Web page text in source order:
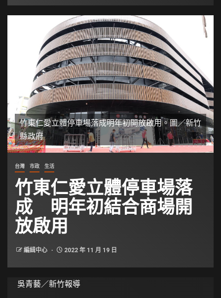
竹東仁愛立體停車場落成明年初開放啟用。圖／新竹
縣政府
台灣 市政 生活
竹東仁愛立體停車場落
成 明年初結合商場開
放啟用
編緝中心 2022 年 11 月 19 日
吳青藝／新竹報導